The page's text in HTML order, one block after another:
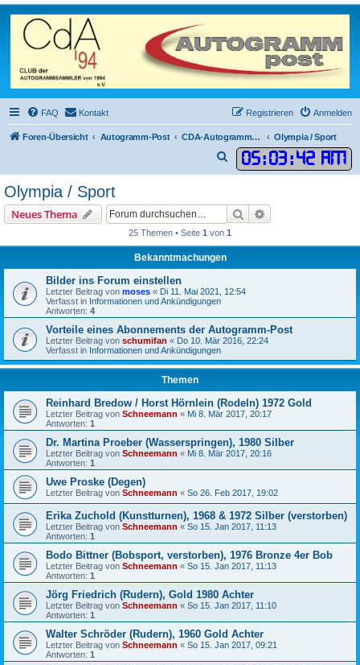
FAQ Kontakt Anmelden
Registrieren
Foren-Übersicht Autogramm-Post CDA-Autogrammkarten Olympia / Sport
05:03:42 AM
u
h
e
Olympia / Sport
Neues Thema Suche
25 Themen • Seite 1 von 1
Bekanntmachungen
Bilder ins Forum einstellen
Letzter Beitrag von moses « Di 11. Mai 2021, 12:54
Verfasst in Informationen und Ankündigungen
Antworten: 4
Vorteile eines Abonnements der Autogramm-Post
Letzter Beitrag von schumifan « Do 10. Mär 2016, 22:24
Verfasst in Informationen und Ankündigungen
Themen
Reinhard Bredow / Horst Hörnlein (Rodeln) 1972 Gold
Letzter Beitrag von Schneemann « Mi 8. Mär 2017, 20:17
Antworten: 1
Dr. Martina Proeber (Wasserspringen), 1980 Silber
Letzter Beitrag von Schneemann « Mi 8. Mär 2017, 20:16
Antworten: 1
Uwe Proske (Degen)
Letzter Beitrag von Schneemann « So 26. Feb 2017, 19:02
Erika Zuchold (Kunstturnen), 1968 & 1972 Silber (verstorben)
Letzter Beitrag von Schneemann « So 15. Jan 2017, 11:13
Antworten: 1
Bodo Bittner (Bobsport, verstorben), 1976 Bronze 4er Bob
Letzter Beitrag von Schneemann « So 15. Jan 2017, 11:13
Antworten: 1
Jörg Friedrich (Rudern), Gold 1980 Achter
Letzter Beitrag von Schneemann « So 15. Jan 2017, 11:10
Antworten: 1
Walter Schröder (Rudern), 1960 Gold Achter
Letzter Beitrag von Schneemann « So 15. Jan 2017, 09:21
Antworten: 1